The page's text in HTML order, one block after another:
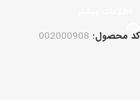
کد محصول: 002000908